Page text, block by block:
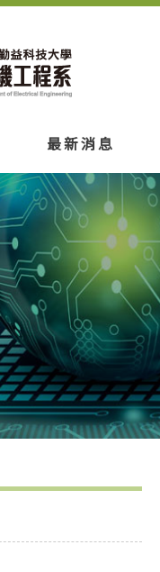
最新消息